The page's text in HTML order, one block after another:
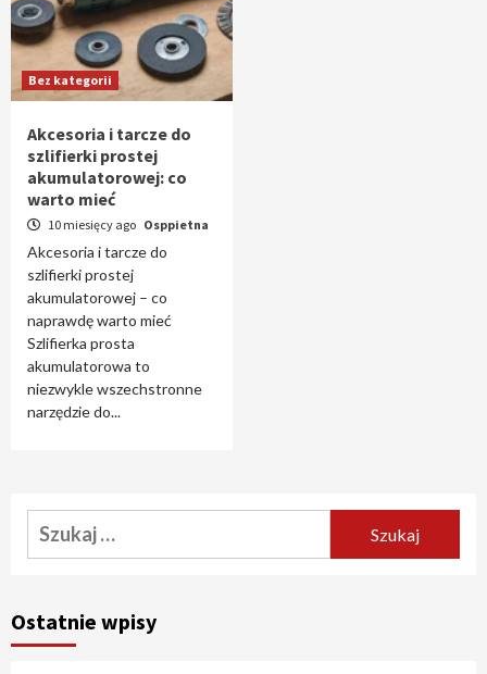
Bez kategorii
Akcesoria i tarcze do
szlifierki prostej
akumulatorowej: co
warto mieć
10 miesięcy ago Osppietna
Akcesoria i tarcze do
szlifierki prostej
akumulatorowej – co
naprawdę warto mieć
Szlifierka prosta
akumulatorowa to
niezwykle wszechstronne
narzędzie do...
Szukaj:
Ostatnie wpisy